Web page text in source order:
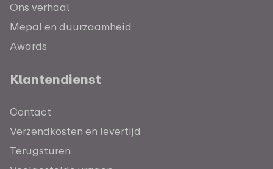
Ons verhaal
Mepal en duurzaamheid
Awards
Klantendienst
Contact
Verzendkosten en levertijd
Terugsturen